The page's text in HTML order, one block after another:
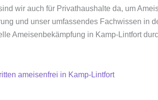
wir auch für Privathaushalte da, um
und unser umfassendes Fachwissen in
Ameisenbekämpfung in Kamp-Lintfort
ameisenfrei in Kamp-Lintfort